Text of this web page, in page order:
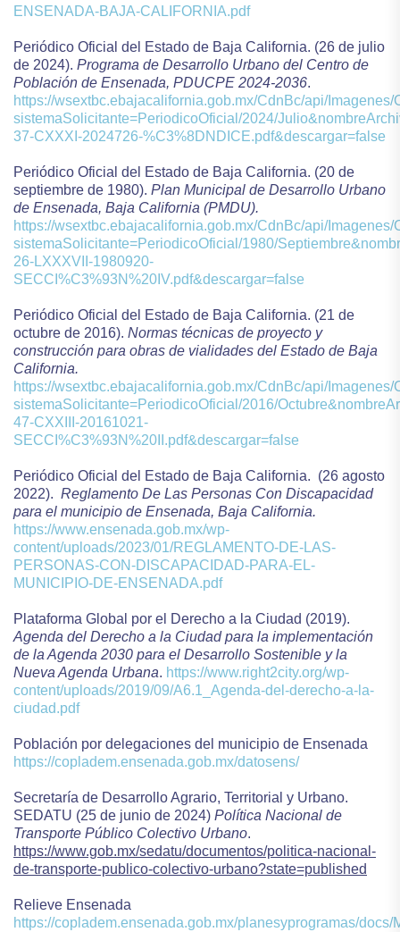
ENSENADA-BAJA-CALIFORNIA.pdf
Periódico Oficial del Estado de Baja California. (26 de julio
de 2024). Programa de Desarrollo Urbano del Centro de
Población de Ensenada, PDUCPE 2024-2036.
https://wsextbc.ebajacalifornia.gob.mx/CdnBc/api/
sistemaSolicitante=PeriodicoOficial/2024/
37-CXXXI-2024726-%C3%8DNDICE.pdf&descargar=false
Periódico Oficial del Estado de Baja California. (20 de
septiembre de 1980). Plan Municipal de Desarrollo Urbano
de Ensenada, Baja California (PMDU).
https://wsextbc.ebajacalifornia.gob.mx/CdnBc/api/
sistemaSolicitante=PeriodicoOficial/1980/
26-LXXXVII-1980920-
SECCI%C3%93N%20IV.pdf&descargar=false
Periódico Oficial del Estado de Baja California. (21 de
octubre de 2016). Normas técnicas de proyecto y
construcción para obras de vialidades del Estado de Baja
California.
https://wsextbc.ebajacalifornia.gob.mx/CdnBc/api/
sistemaSolicitante=PeriodicoOficial/2016/
47-CXXIII-20161021-
SECCI%C3%93N%20II.pdf&descargar=false
Periódico Oficial del Estado de Baja California. (26 agosto
2022). Reglamento De Las Personas Con Discapacidad
para el municipio de Ensenada, Baja California.
https://www.ensenada.gob.mx/wp-
content/uploads/2023/01/REGLAMENTO-DE-LAS-
PERSONAS-CON-DISCAPACIDAD-PARA-EL-
MUNICIPIO-DE-ENSENADA.pdf
Plataforma Global por el Derecho a la Ciudad (2019).
Agenda del Derecho a la Ciudad para la implementación
de la Agenda 2030 para el Desarrollo Sostenible y la
Nueva Agenda Urbana. https://www.right2city.org/wp-
content/uploads/2019/09/A6.1_Agenda-del-derecho-a-la-
ciudad.pdf
Población por delegaciones del municipio de Ensenada
https://copladem.ensenada.gob.mx/datosens/
Secretaría de Desarrollo Agrario, Territorial y Urbano.
SEDATU (25 de junio de 2024) Política Nacional de
Transporte Público Colectivo Urbano.
https://www.gob.mx/sedatu/documentos/politica-nacional-
de-transporte-publico-colectivo-urbano?state=published
Relieve Ensenada
https://copladem.ensenada.gob.mx/planesyprogramas/docs/